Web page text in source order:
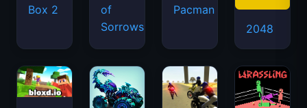
Box 2
of
Sorrows
Pacman
2048